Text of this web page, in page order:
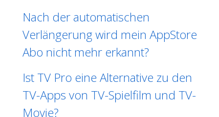
Nach der automatischen
Verlängerung wird mein AppStore
Abo nicht mehr erkannt?
Ist TV Pro eine Alternative zu den
TV-Apps von TV-Spielfilm und TV-
Movie?